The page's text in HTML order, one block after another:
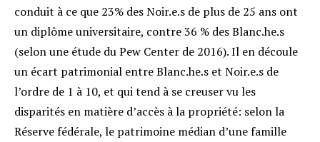
conduit à ce que 23% des Noir.e.s de plus de 25 ans ont
un diplôme universitaire, contre 36 % des Blanc.he.s
(selon une étude du Pew Center de 2016). Il en découle
un écart patrimonial entre Blanc.he.s et Noir.e.s de
l’ordre de 1 à 10, et qui tend à se creuser vu les
disparités en matière d’accès à la propriété: selon la
Réserve fédérale, le patrimoine médian d’une famille